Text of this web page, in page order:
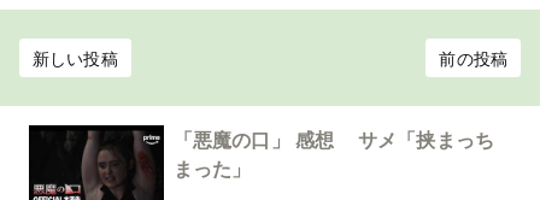
新しい投稿 前の投稿
「悪魔の口」 感想 サメ「挟まっち
まった」